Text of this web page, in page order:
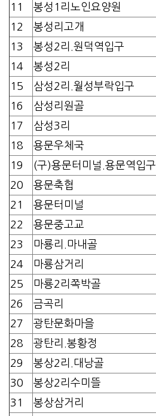
11
봉성1리노인요양원
12
봉성리고개
13
봉성2리.원덕역입구
14
봉성2리
15
삼성2리.월성부락입구
16
삼성리원골
17
삼성3리
18
용문우체국
19
(구)용문터미널.용문역입구
20
용문축협
21
용문터미널
22
용문중고교
23
마룡리.마내골
24
마룡삼거리
25
마룡2리쪽박골
26
금곡리
27
광탄문화마을
28
광탄리.봉황정
29
봉상2리.대낭골
30
봉상2리수미뜰
31
봉상삼거리